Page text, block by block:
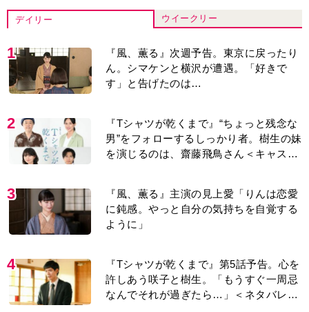
デイリー ウイークリー
1
『風、薫る』次週予告。東京に戻ったり
ん。シマケンと横沢が遭遇。「好きで
す」と告げたのは…
2
『Tシャツが乾くまで』“ちょっと残念な
男”をフォローするしっかり者。樹生の妹
を演じるのは、齋藤飛鳥さん＜キャスト
3
『風、薫る』主演の見上愛「りんは恋愛
に鈍感。やっと自分の気持ちを自覚する
ように」
4
『Tシャツが乾くまで』第5話予告。心を
許しあう咲子と樹生。「もうすぐ一周忌
なんでそれが過ぎたら…」＜ネタバレあ